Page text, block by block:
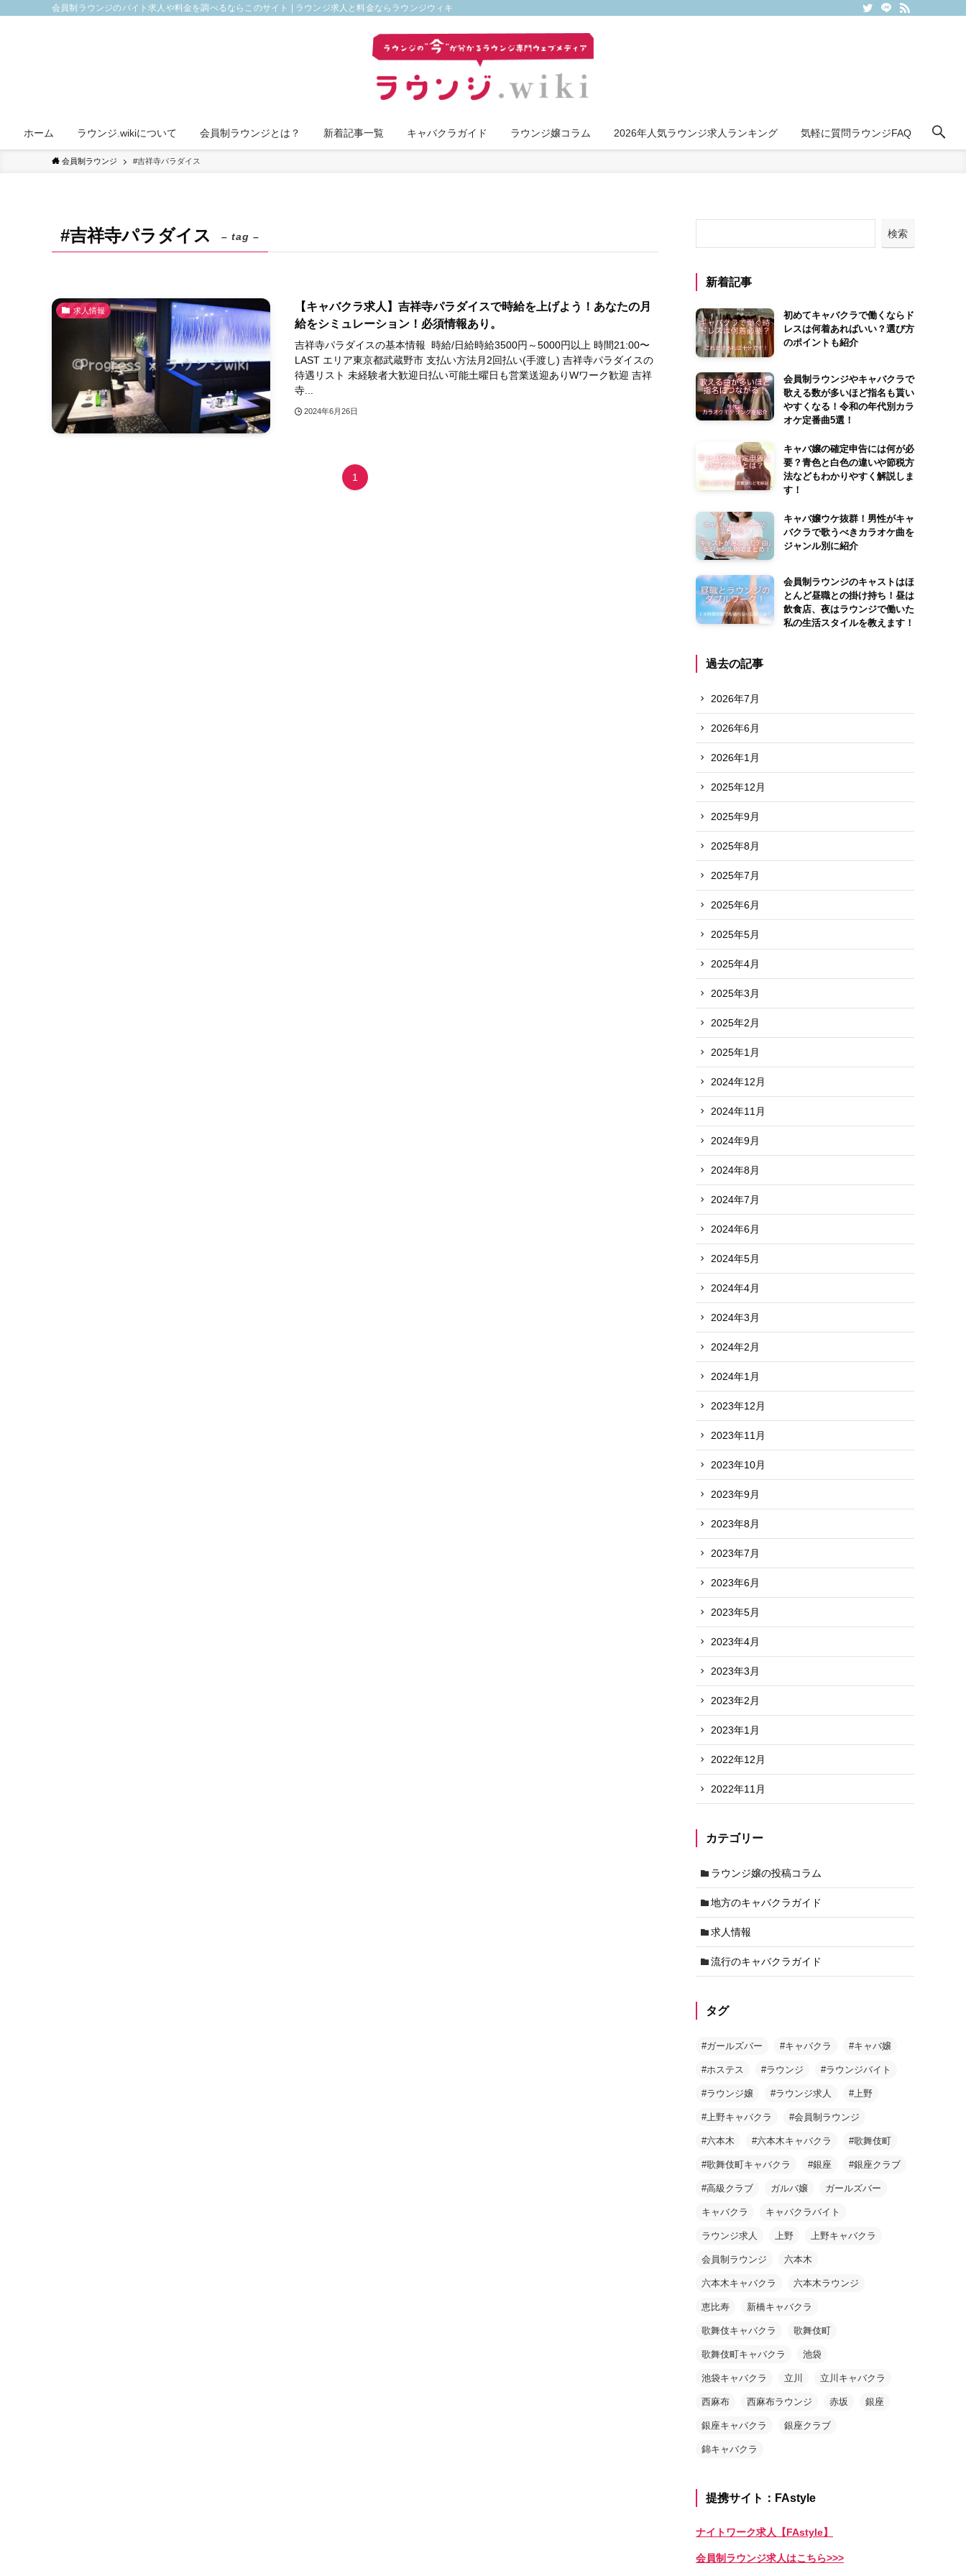
会員制ラウンジのバイト求人や料金を調べるならこのサイト | ラウンジ求人と料金ならラウンジウィキ
ホーム ラウンジ.wikiについて 会員制ラウンジとは？ 新着記事一覧 キャバクラガイド ラウンジ嬢コラム 2026年人気ラウンジ求人ランキング 気軽に質問ラウンジFAQ
会員制ラウンジ #吉祥寺パラダイス
#吉祥寺パラダイス – tag –
求人情報
【キャバクラ求人】吉祥寺パラダイスで時給を上げよう！あなたの月
給をシミュレーション！必須情報あり。
吉祥寺パラダイスの基本情報 時給/日給時給3500円～5000円以上 時間21:00〜
LAST エリア東京都武蔵野市 支払い方法月2回払い(手渡し) 吉祥寺パラダイスの
待遇リスト 未経験者大歓迎日払い可能土曜日も営業送迎ありWワーク歓迎 吉祥
寺...
2024年6月26日
1
検索
新着記事
初めてキャバクラで働くならド
レスは何着あればいい？選び方
のポイントも紹介
会員制ラウンジやキャバクラで
歌える数が多いほど指名も貰い
やすくなる！令和の年代別カラ
オケ定番曲5選！
キャバ嬢の確定申告には何が必
要？青色と白色の違いや節税方
法などもわかりやすく解説しま
す！
キャバ嬢ウケ抜群！男性がキャ
バクラで歌うべきカラオケ曲を
ジャンル別に紹介
会員制ラウンジのキャストはほ
とんど昼職との掛け持ち！昼は
飲食店、夜はラウンジで働いた
私の生活スタイルを教えます！
過去の記事
2026年7月
2026年6月
2026年1月
2025年12月
2025年9月
2025年8月
2025年7月
2025年6月
2025年5月
2025年4月
2025年3月
2025年2月
2025年1月
2024年12月
2024年11月
2024年9月
2024年8月
2024年7月
2024年6月
2024年5月
2024年4月
2024年3月
2024年2月
2024年1月
2023年12月
2023年11月
2023年10月
2023年9月
2023年8月
2023年7月
2023年6月
2023年5月
2023年4月
2023年3月
2023年2月
2023年1月
2022年12月
2022年11月
カテゴリー
ラウンジ嬢の投稿コラム
地方のキャバクラガイド
求人情報
流行のキャバクラガイド
タグ
#ガールズバー #キャバクラ #キャバ嬢
#ホステス #ラウンジ #ラウンジバイト
#ラウンジ嬢 #ラウンジ求人 #上野
#上野キャバクラ #会員制ラウンジ
#六本木 #六本木キャバクラ #歌舞伎町
#歌舞伎町キャバクラ #銀座 #銀座クラブ
#高級クラブ ガルバ嬢 ガールズバー
キャバクラ キャバクラバイト
ラウンジ求人 上野 上野キャバクラ
会員制ラウンジ 六本木
六本木キャバクラ 六本木ラウンジ
恵比寿 新橋キャバクラ
歌舞伎キャバクラ 歌舞伎町
歌舞伎町キャバクラ 池袋
池袋キャバクラ 立川 立川キャバクラ
西麻布 西麻布ラウンジ 赤坂 銀座
銀座キャバクラ 銀座クラブ
錦キャバクラ
提携サイト：FAstyle
ナイトワーク求人【FAstyle】
会員制ラウンジ求人はこちら>>>